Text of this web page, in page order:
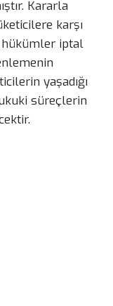
Kararla
karşı
hükümler iptal
yaşadığı
süreçlerin